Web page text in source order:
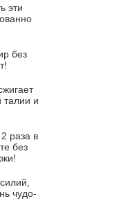
с
с
и
эти
без
талии и
раза в
без
чудо-